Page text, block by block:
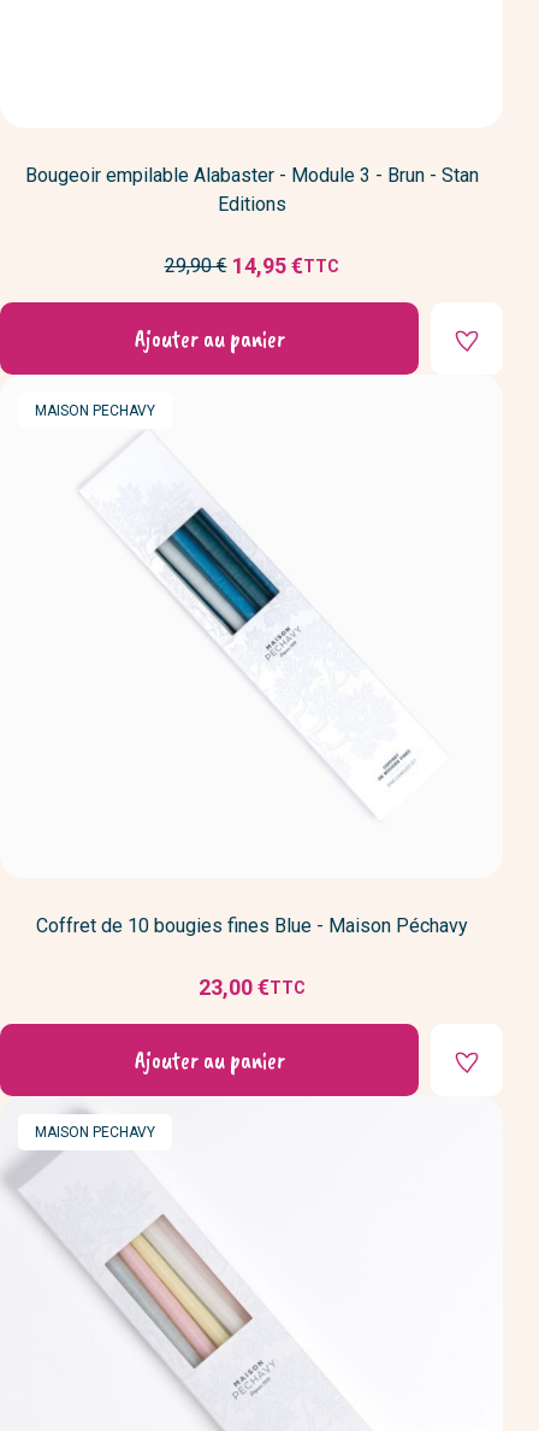
Bougeoir empilable Alabaster - Module 3 - Brun - Stan
Editions
Prix
base
29,90 €
Prix
réduit
14,95 €TTC
Ajouter au panier
MARQUE
MAISON PECHAVY
Coffret de 10 bougies fines Blue - Maison Péchavy
Prix
23,00 €TTC
Ajouter au panier
MARQUE
MAISON PECHAVY